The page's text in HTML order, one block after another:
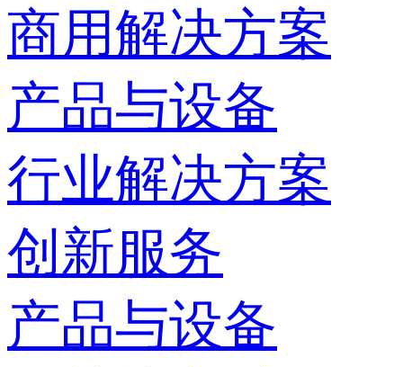
商用解决方案
产品与设备
行业解决方案
创新服务
产品与设备